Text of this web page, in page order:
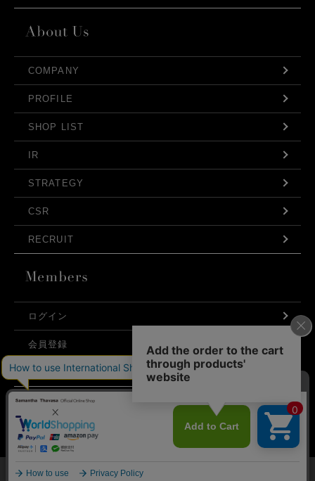
COMPANY
PROFILE
SHOP LIST
IR
STRATEGY
CSR
RECRUIT
ログイン
会員登録
利用規約
お問い合わせ
プライバシーポリシー
©Samantha Thavasa Japan Limited
弊社はCookieを利用し、Webの利便性向上に努め
ております。「承諾する」をクリックしていただ
くと、お客様に最適な内容を提供することが可能
ご覧ください。
承諾する